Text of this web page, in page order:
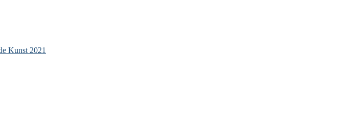
Kunst 2021